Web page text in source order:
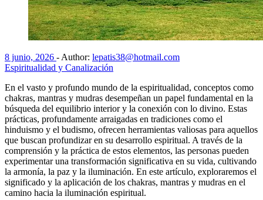
8 junio, 2026 - Author: lepatis38@hotmail.com
Espiritualidad y Canalización
En el vasto y profundo mundo de la espiritualidad, conceptos como
chakras, mantras y mudras desempeñan un papel fundamental en la
búsqueda del equilibrio interior y la conexión con lo divino. Estas
prácticas, profundamente arraigadas en tradiciones como el
hinduismo y el budismo, ofrecen herramientas valiosas para aquellos
que buscan profundizar en su desarrollo espiritual. A través de la
comprensión y la práctica de estos elementos, las personas pueden
experimentar una transformación significativa en su vida, cultivando
la armonía, la paz y la iluminación. En este artículo, exploraremos el
significado y la aplicación de los chakras, mantras y mudras en el
camino hacia la iluminación espiritual.